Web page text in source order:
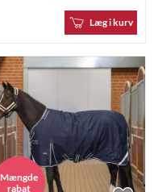
Læg i kurv
Mængde
rabat